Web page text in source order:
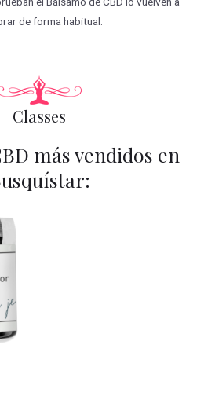
de forma habitual.
Classes
más vendidos en